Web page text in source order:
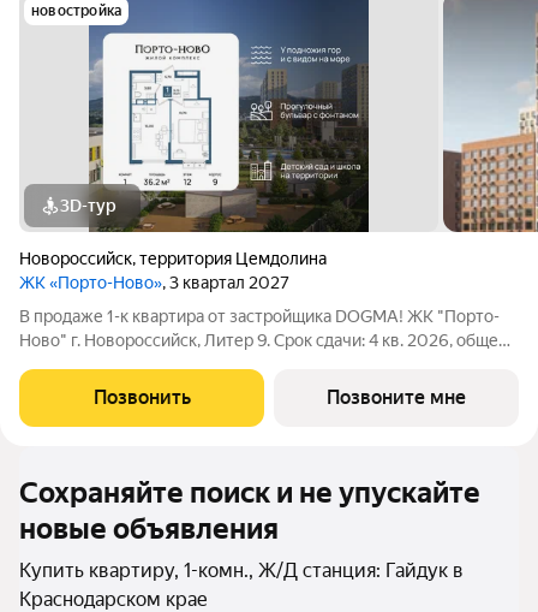
новостройка
3D-тур
Новороссийск,территория Цемдолина
ЖК «Порто-Ново», 3 квартал 2027
В продаже 1-к квартира от застройщика DOGMA! ЖК "Порто-
Ново" г. Новороссийск, Литер 9. Срок сдачи: 4 кв. 2026, общей
для комфортной жизни. Место, где шум Чёрного моря
становится
Позвонить Позвоните мне
Сохраняйте поиск и не упускайте
новые объявления
Купить квартиру, 1-комн., Ж/Д станция: Гайдук в
Краснодарском крае